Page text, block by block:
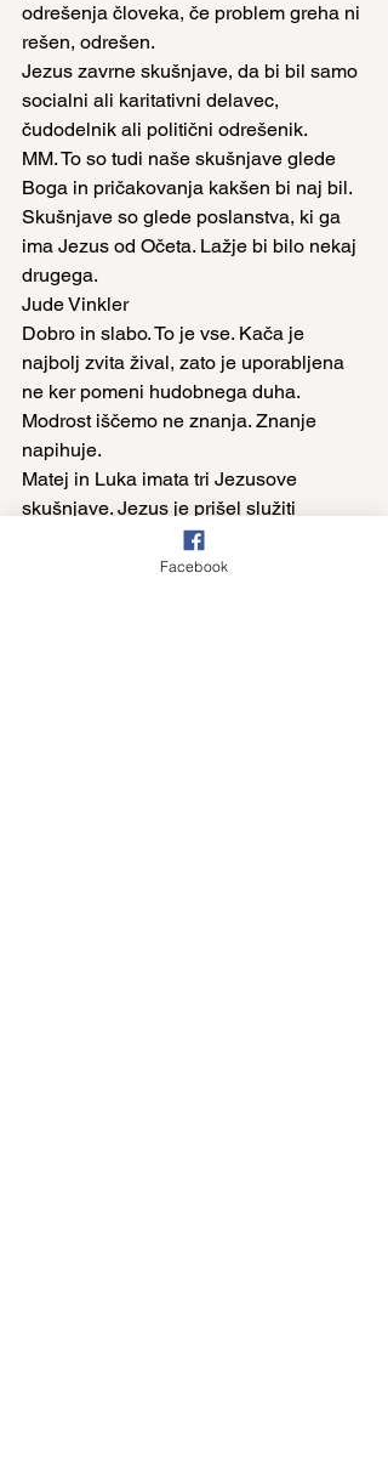
odrešenja človeka, če problem greha ni
rešen, odrešen.
Jezus zavrne skušnjave, da bi bil samo
socialni ali karitativni delavec,
čudodelnik ali politični odrešenik.
MM. To so tudi naše skušnjave glede
Boga in pričakovanja kakšen bi naj bil.
Skušnjave so glede poslanstva, ki ga
ima Jezus od Očeta. Lažje bi bilo nekaj
drugega.
Jude Vinkler
Dobro in slabo. To je vse. Kača je
najbolj zvita žival, zato je uporabljena
ne ker pomeni hudobnega duha.
Modrost iščemo ne znanja. Znanje
napihuje.
Matej in Luka imata tri Jezusove
skušnjave. Jezus je prišel služiti
Facebook